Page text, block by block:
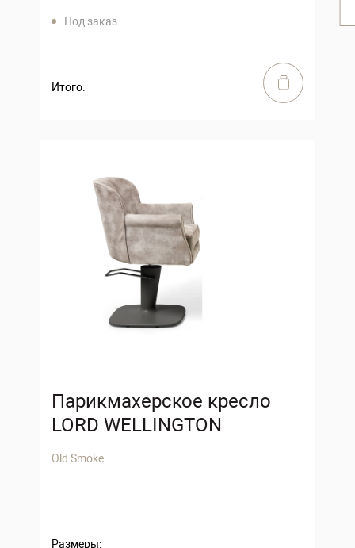
Под заказ
Итого:
Парикмахерское кресло
LORD WELLINGTON
Old Smoke
Размеры: